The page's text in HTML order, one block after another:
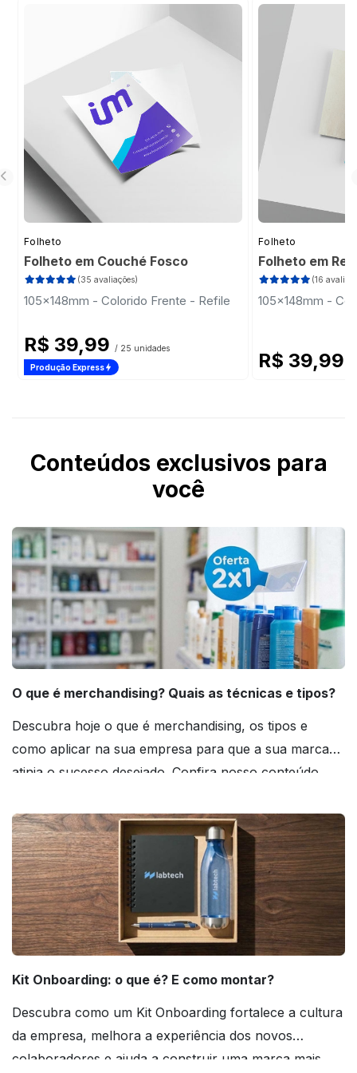
excessivamente à luz solar direta.
Folheto
Folheto em Couché Fosco
(35 avaliações)
105x148mm - Colorido Frente - Refile
R$ 39,99 / 25 unidades
Produção Express
Folheto
Folheto em
(16
105x148mm -
R$ 39,99
Conteúdos exclusivos para
você
O que é merchandising? Quais as técnicas e tipos?
Descubra hoje o que é merchandising, os tipos e
como aplicar na sua empresa para que a sua marca
atinja o sucesso desejado. Confira nosso conteúdo
Kit Onboarding: o que é? E como montar?
Descubra como um Kit Onboarding fortalece a cultura
da empresa, melhora a experiência dos novos
colaboradores e ajuda a construir uma marca mais